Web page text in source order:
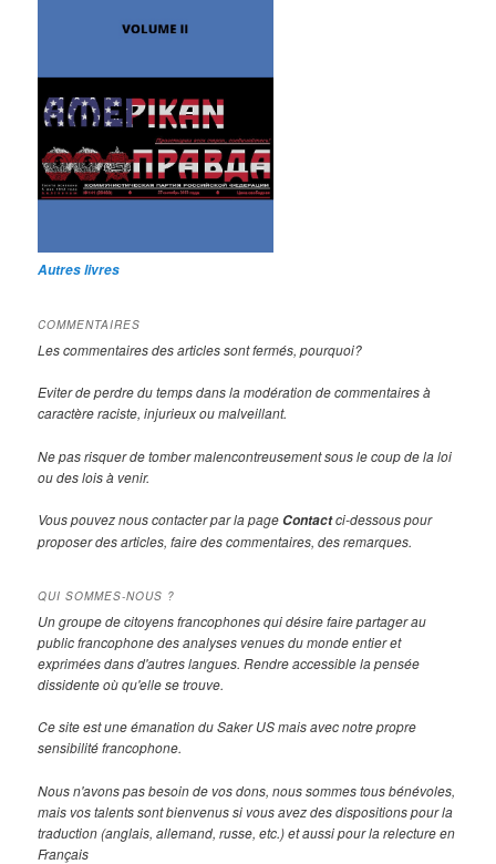
Autres livres
COMMENTAIRES
Les commentaires des articles sont fermés, pourquoi?
Eviter de perdre du temps dans la modération de commentaires à
caractère raciste, injurieux ou malveillant.
Ne pas risquer de tomber malencontreusement sous le coup de la loi
ou des lois à venir.
Vous pouvez nous contacter par la page Contactci-dessous pour
proposer des articles, faire des commentaires, des remarques.
QUI SOMMES-NOUS ?
Un groupe de citoyens francophones qui désire faire partager au
public francophone des analyses venues du monde entier et
exprimées dans d'autres langues. Rendre accessible la pensée
dissidente où qu'elle se trouve.
Ce site est une émanation du Saker US mais avec notre propre
sensibilité francophone.
Nous n'avons pas besoin de vos dons, nous sommes tous bénévoles,
mais vos talents sont bienvenus si vous avez des dispositions pour la
traduction (anglais, allemand, russe, etc.) et aussi pour la relecture en
Français